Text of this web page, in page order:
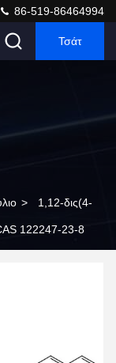
86-519-86464994
Τσάτ
> 1,12-δις(4-
122247-23-8